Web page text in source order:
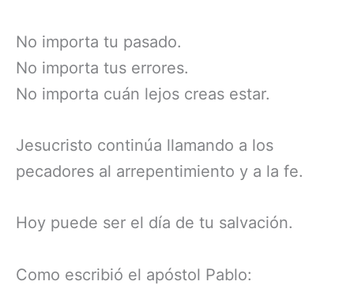
No importa tu pasado.
No importa tus errores.
No importa cuán lejos creas estar.
Jesucristo continúa llamando a los
pecadores al arrepentimiento y a la fe.
Hoy puede ser el día de tu salvación.
Como escribió el apóstol Pablo: